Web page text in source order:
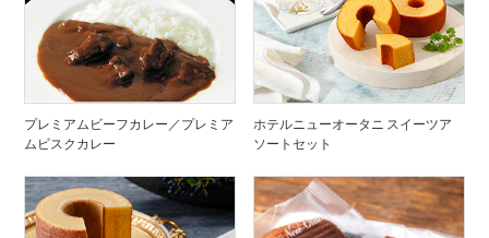
プレミアムビーフカレー／プレミア
ムビスクカレー
ホテルニューオータニ スイーツア
ソートセット